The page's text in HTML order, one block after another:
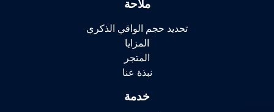
ملاحة
تحديد حجم الواقي الذكري
المزايا
المتجر
نبذة عنا
خدمة